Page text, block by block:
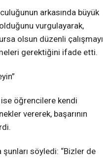
arkasında büyük
vurgulayarak,
olsun düzenli çalışmayı
gerektiğini ifade etti.
ise öğrencilere kendi
vererek, başarının
söyledi: “Bizler de